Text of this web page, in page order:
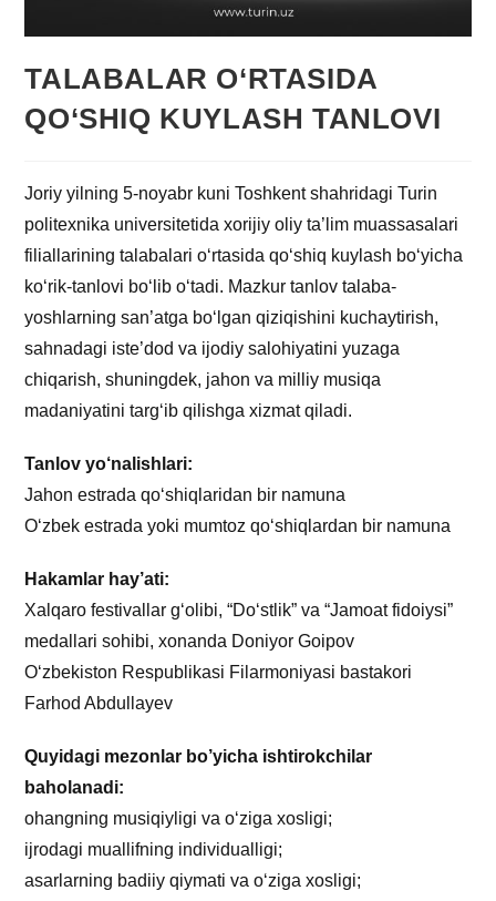
TALABALAR O‘RTASIDA
QO‘SHIQ KUYLASH TANLOVI
Joriy yilning 5-noyabr kuni Toshkent shahridagi Turin
politexnika universitetida xorijiy oliy ta’lim muassasalari
filiallarining talabalari o‘rtasida qo‘shiq kuylash bo‘yicha
ko‘rik-tanlovi bo‘lib o‘tadi. Mazkur tanlov talaba-
yoshlarning san’atga bo‘lgan qiziqishini kuchaytirish,
sahnadagi iste’dod va ijodiy salohiyatini yuzaga
chiqarish, shuningdek, jahon va milliy musiqa
madaniyatini targ‘ib qilishga xizmat qiladi.
Tanlov yo‘nalishlari:
Jahon estrada qo‘shiqlaridan bir namuna
O‘zbek estrada yoki mumtoz qo‘shiqlardan bir namuna
Hakamlar hay’ati:
Xalqaro festivallar g‘olibi, “Do‘stlik” va “Jamoat fidoiysi”
medallari sohibi, xonanda Doniyor Goipov
O‘zbekiston Respublikasi Filarmoniyasi bastakori
Farhod Abdullayev
Quyidagi mezonlar bo’yicha ishtirokchilar
baholanadi:
ohangning musiqiyligi va oʻziga xosligi;
ijrodagi muallifning individualligi;
asarlarning badiiy qiymati va oʻziga xosligi;